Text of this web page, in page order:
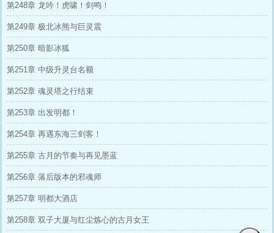
第248章 龙吟！虎啸！剑鸣！
第249章 极北冰熊与巨灵震
第250章 暗影冰狐
第251章 中级升灵台名额
第252章 魂灵塔之行结束
第253章 出发明都！
第254章 再遇东海三剑客！
第255章 古月的节奏与再见墨蓝
第256章 落后版本的邪魂师
第257章 明都大酒店
第258章 双子大厦与红尘炼心的古月女王